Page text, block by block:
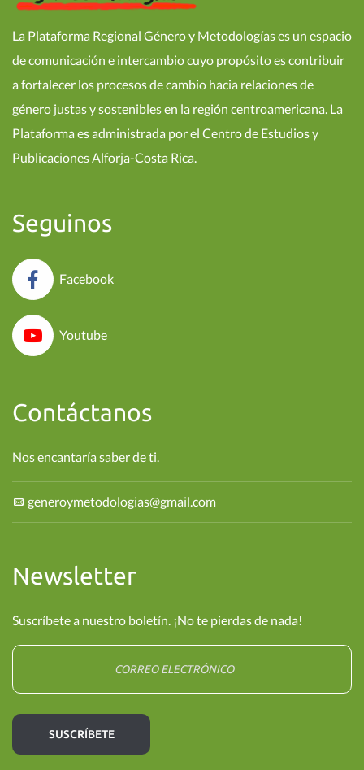
La Plataforma Regional Género y Metodologías es un espacio
de comunicación e intercambio cuyo propósito es contribuir
a fortalecer los procesos de cambio hacia relaciones de
género justas y sostenibles en la región centroamericana. La
Plataforma es administrada por el Centro de Estudios y
Publicaciones Alforja-Costa Rica.
Seguinos
Facebook
Youtube
Contáctanos
Nos encantaría saber de ti.
generoymetodologias@gmail.com
Newsletter
Suscríbete a nuestro boletín. ¡No te pierdas de nada!